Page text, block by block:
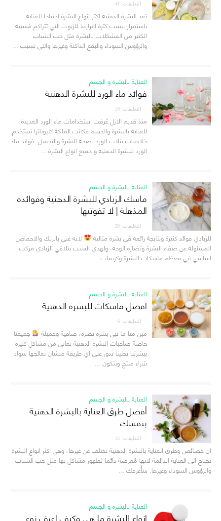
التعليقات: 41
تعد البشرة الدهنية اكثر انواع البشرة احتياجا للعناية
باستمرار بسبب كثرة افرازها للزيوت التي تتراكم مُسببة
الكثير من المشكلات بالبشرة مثل حب الشباب
والرؤوس السوداء والبقع الداكنة وغيرها والتي تسبب ...
العناية بالبشرة و الجسم
فوائد ماء الورد للبشرة الدهنية
التعليقات: 19
منذ قديم الازل عُرفت استخدامات ماء الورد العديدة
للعناية بالبشرة والجسم فكانت الملكة كليوباترا تستخدم
خلاصات بتلات الورد لصحة البشرة والتجميل. فوائد ماء
الورد للبشرة الدهنية و جميع انواع البشرة ...
العناية بالبشرة و الجسم
ماسك الزبادي للبشرة الدهنية وفوائده
المذهلة | لا تفوتيها
التعليقات: 29
للزبادي فوائد كثيرة ونتايجة رائعة في بشرة مثالية
لانه غني بالزنك والاحماض
المسئولة عن صفاء البشرة ونضارة الوجه، ولهذي السبب بتلاقي الزبادي مركب
اساسي في معظم ماسكات البشرة وكريمات ...
العناية بالبشرة و الجسم
افضل ماسكات للبشرة الدهنية
التعليقات: 6
مين منا ما تبي بشرة نضرة، صافية وجميلة
جميعنا
خاصة صاحبات البشرة الدهنية نعاني من مشاكل كثيرة
ببشرتنا تخلينا ندور على اي طريقة منشان نعالجها سواء
شراء منتج وبتكون ...
العناية بالبشرة و الجسم
أفضل طرق العناية بالبشرة الدهنية
بنفسك
التعليقات: 12
ان خصائص وطرق العناية بالبشرة الدهنية تختلف عن غيرها، وهي اكثر انواع البشرة
تحتاج الى العناية الدائمة لانها مُعرضة دائما لظهور مشاكل بها مثل حب الشباب
والرؤوس السوداء وغيرها. سأُعرفك ...
العناية بالبشرة و الجسم
انواع البشرة ما هي وكيف اعرف نوع